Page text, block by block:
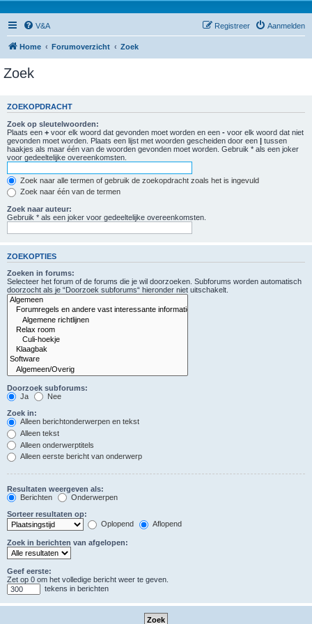
V&A Aanmelden
Registreer
Home Forumoverzicht Zoek
Zoek
ZOEKOPDRACHT
Zoek op sleutelwoorden:
Plaats een + voor elk woord dat gevonden moet worden en een - voor elk woord dat niet
gevonden moet worden. Plaats een lijst met woorden gescheiden door een | tussen
haakjes als maar één van de woorden gevonden moet worden. Gebruik * als een joker
voor gedeeltelijke overeenkomsten.
Zoek naar alle termen of gebruik de zoekopdracht zoals het is ingevuld
Zoek naar één van de termen
Zoek naar auteur:
Gebruik * als een joker voor gedeeltelijke overeenkomsten.
ZOEKOPTIES
Zoeken in forums:
Selecteer het forum of de forums die je wil doorzoeken. Subforums worden automatisch
doorzocht als je “Doorzoek subforums“ hieronder niet uitschakelt.
Doorzoek subforums:
Ja
Nee
Zoek in:
Alleen berichtonderwerpen en tekst
Alleen tekst
Alleen onderwerptitels
Alleen eerste bericht van onderwerp
Resultaten weergeven als:
Berichten
Onderwerpen
Sorteer resultaten op:
Oplopend
Aflopend
Zoek in berichten van afgelopen:
Geef eerste:
Zet op 0 om het volledige bericht weer te geven.
tekens in berichten